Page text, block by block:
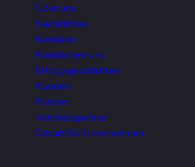
Über uns
Nachrichten
Kontakte
Kontaktiere uns
Erfolgsgeschichten
Kunden
Partner
Vertriebspartner
Devart für Unternehmen